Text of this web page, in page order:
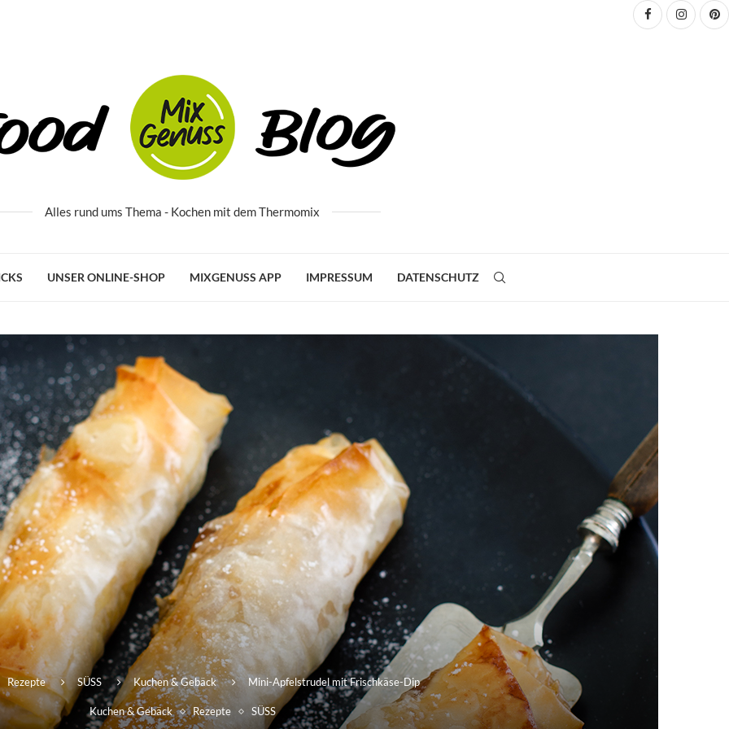
Alles rund ums Thema - Kochen mit dem Thermomix
UNSER ONLINE-SHOP MIXGENUSS APP IMPRESSUM DATENSCHUTZ
Rezepte SÜSS Kuchen & Gebäck Mini-Apfelstrudel mit Frischkäse-Dip
Kuchen & Gebäck Rezepte SÜSS